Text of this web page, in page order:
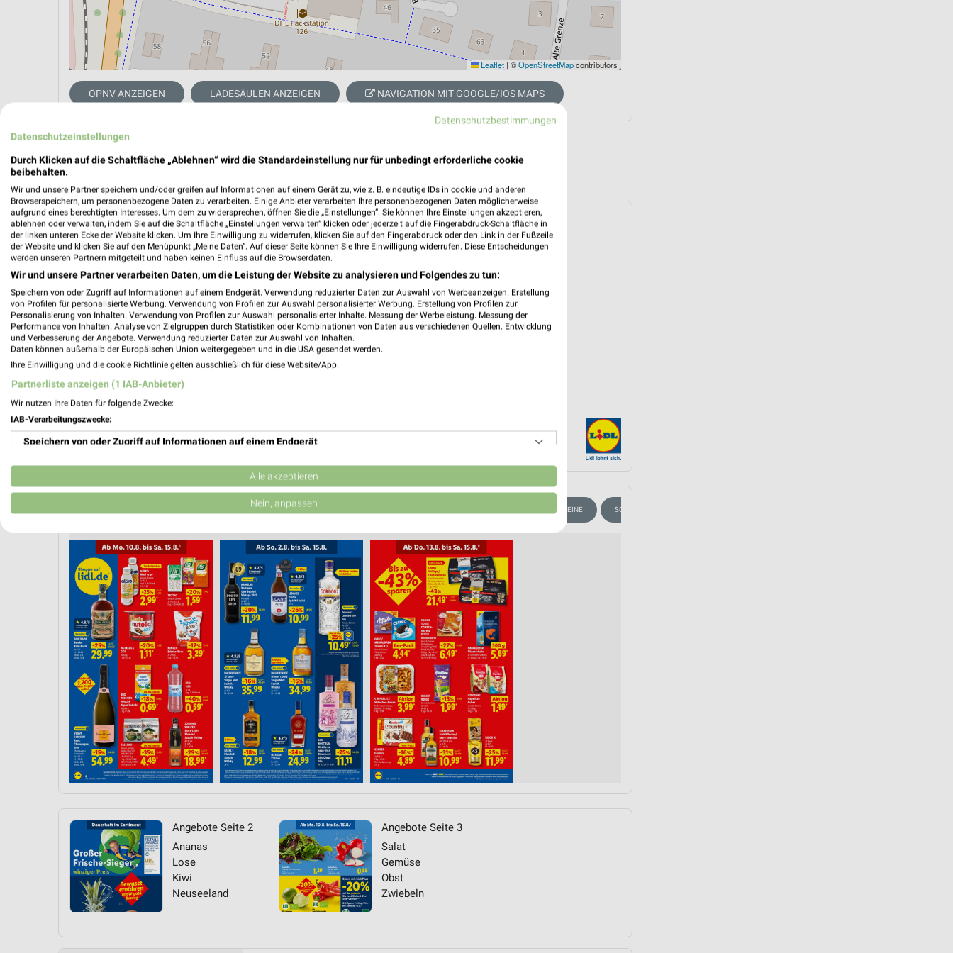
Leaflet | ©OpenStreetMapcontributors
ÖPNV ANZEIGEN LADESÄULEN ANZEIGEN NAVIGATION MIT GOOGLE/IOS MAPS
Anzahl Prospekte: 2
❯
Lidl Prospekt für Amberg ab Mo. den 10.08.
Gültig von 10. Aug. bis 15. Aug.
PROSPEKT BLÄTTERN
HANDY & SMARTPHONE AKTIONEN, RABATTE & GUTSCHEINE SOMMER & SONNE
Angebote Seite 2
Ananas
Lose
Kiwi
Neuseeland
Angebote Seite 3
Salat
Gemüse
Obst
Zwiebeln
Datenschutzbestimmungen
Datenschutzeinstellungen
Durch Klicken auf die Schaltfläche „Ablehnen“ wird die Standardeinstellung nur für unbedingt erforderliche cookie
beibehalten.
Wir und unsere Partner speichern und/oder greifen auf Informationen auf einem Gerät zu, wie z. B. eindeutige IDs in cookie und anderen
Browserspeichern, um personenbezogene Daten zu verarbeiten. Einige Anbieter verarbeiten Ihre personenbezogenen Daten möglicherweise
aufgrund eines berechtigten Interesses. Um dem zu widersprechen, öffnen Sie die „Einstellungen“. Sie können Ihre Einstellungen akzeptieren,
ablehnen oder verwalten, indem Sie auf die Schaltfläche „Einstellungen verwalten“ klicken oder jederzeit auf die Fingerabdruck-Schaltfläche in
der linken unteren Ecke der Website klicken. Um Ihre Einwilligung zu widerrufen, klicken Sie auf den Fingerabdruck oder den Link in der Fußzeile
der Website und klicken Sie auf den Menüpunkt „Meine Daten“. Auf dieser Seite können Sie Ihre Einwilligung widerrufen. Diese Entscheidungen
werden unseren Partnern mitgeteilt und haben keinen Einfluss auf die Browserdaten.
Wir und unsere Partner verarbeiten Daten, um die Leistung der Website zu analysieren und Folgendes zu tun:
Speichern von oder Zugriff auf Informationen auf einem Endgerät. Verwendung reduzierter Daten zur Auswahl von Werbeanzeigen. Erstellung
von Profilen für personalisierte Werbung. Verwendung von Profilen zur Auswahl personalisierter Werbung. Erstellung von Profilen zur
Personalisierung von Inhalten. Verwendung von Profilen zur Auswahl personalisierter Inhalte. Messung der Werbeleistung. Messung der
Performance von Inhalten. Analyse von Zielgruppen durch Statistiken oder Kombinationen von Daten aus verschiedenen Quellen. Entwicklung
und Verbesserung der Angebote. Verwendung reduzierter Daten zur Auswahl von Inhalten.
Daten können außerhalb der Europäischen Union weitergegeben und in die USA gesendet werden.
Ihre Einwilligung und die cookie Richtlinie gelten ausschließlich für diese Website/App.
Partnerliste anzeigen (1 IAB-Anbieter)
Wir nutzen Ihre Daten für folgende Zwecke:
IAB-Verarbeitungszwecke:
Speichern von oder Zugriff auf Informationen auf einem Endgerät
Verwendung reduzierter Daten zur Auswahl von Werbeanzeigen
Erstellung von Profilen für personalisierte Werbung
Erstellung von Profilen zur Personalisierung von Inhalten
Verwendung von Profilen zur Auswahl personalisierter Inhalte
Messung der Werbeleistung
Messung der Performance von Inhalten
Analyse von Zielgruppen durch Statistiken oder Kombinationen von Daten aus verschiedenen
Entwicklung und Verbesserung der Angebote
Verwendung reduzierter Daten zur Auswahl von Inhalten
IAB-Besonderheiten:
Geräte anhand von aktiv angeforderten Informationen identifizieren
Nicht-IAB-Verarbeitungszwecke:
Performance
Alle akzeptieren
Nein, anpassen